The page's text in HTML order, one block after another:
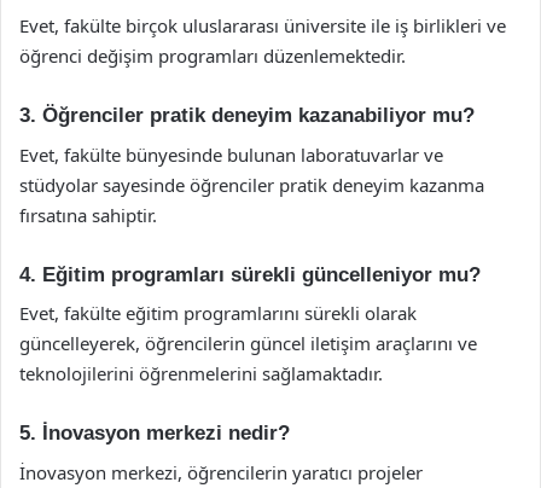
Evet, fakülte birçok uluslararası üniversite ile iş birlikleri ve
öğrenci değişim programları düzenlemektedir.
3. Öğrenciler pratik deneyim kazanabiliyor mu?
Evet, fakülte bünyesinde bulunan laboratuvarlar ve
stüdyolar sayesinde öğrenciler pratik deneyim kazanma
fırsatına sahiptir.
4. Eğitim programları sürekli güncelleniyor mu?
Evet, fakülte eğitim programlarını sürekli olarak
güncelleyerek, öğrencilerin güncel iletişim araçlarını ve
teknolojilerini öğrenmelerini sağlamaktadır.
5. İnovasyon merkezi nedir?
İnovasyon merkezi, öğrencilerin yaratıcı projeler